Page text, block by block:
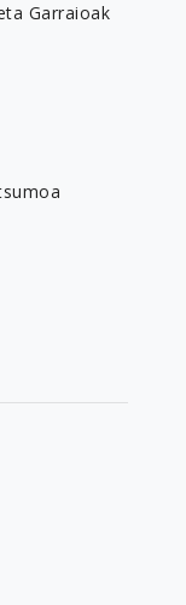
Garraioak